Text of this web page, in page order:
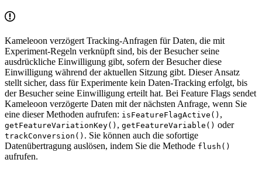
Kameleoon verzögert Tracking-Anfragen für Daten, die mit
Experiment-Regeln verknüpft sind, bis der Besucher seine
ausdrückliche Einwilligung gibt, sofern der Besucher diese
Einwilligung während der aktuellen Sitzung gibt. Dieser Ansatz
stellt sicher, dass für Experimente kein Daten-Tracking erfolgt, bis
der Besucher seine Einwilligung erteilt hat. Bei Feature Flags sendet
Kameleoon verzögerte Daten mit der nächsten Anfrage, wenn Sie
eine dieser Methoden aufrufen: isFeatureFlagActive() ,
getFeatureVariationKey() , getFeatureVariable() oder
trackConversion() . Sie können auch die sofortige
Datenübertragung auslösen, indem Sie die Methode flush()
aufrufen.